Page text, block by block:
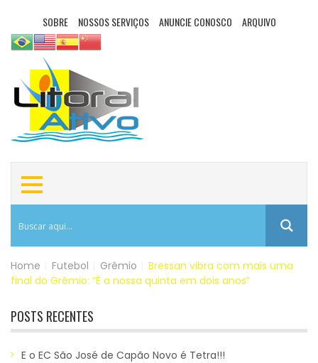
SOBRE NOSSOS SERVIÇOS ANUNCIE CONOSCO ARQUIVO
Home Futebol Grêmio
Bressan vibra com mais uma
final do Grêmio: “É a nossa quinta em dois anos”
POSTS RECENTES
E o EC São José de Capão Novo é Tetra!!!